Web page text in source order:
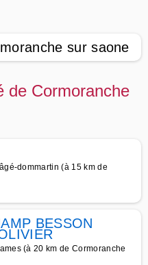
sur saone
de Cormoranche
dommartin (à 15 km de
BESSON
(à 20 km de Cormoranche